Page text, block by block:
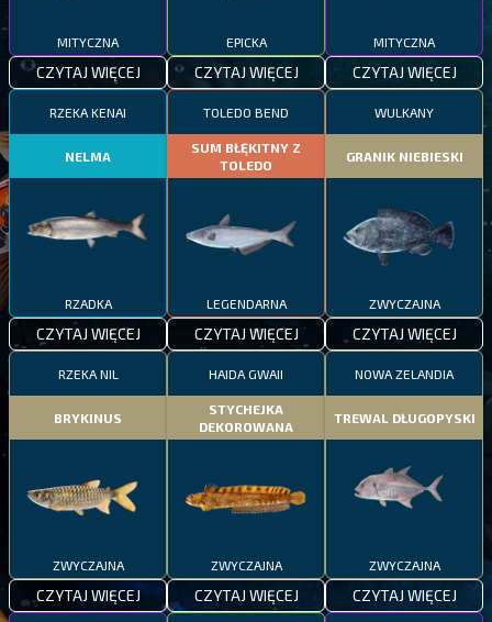
MITYCZNA
CZYTAJ WIĘCEJ
EPICKA
CZYTAJ WIĘCEJ
MITYCZNA
CZYTAJ WIĘCEJ
RZEKA KENAI
NELMA
RZADKA
CZYTAJ WIĘCEJ
TOLEDO BEND
SUM BŁĘKITNY Z
TOLEDO
LEGENDARNA
CZYTAJ WIĘCEJ
WULKANY
GRANIK NIEBIESKI
ZWYCZAJNA
CZYTAJ WIĘCEJ
RZEKA NIL
BRYKINUS
ZWYCZAJNA
CZYTAJ WIĘCEJ
HAIDA GWAII
STYCHEJKA
DEKOROWANA
ZWYCZAJNA
CZYTAJ WIĘCEJ
NOWA ZELANDIA
TREWAL DŁUGOPYSKI
ZWYCZAJNA
CZYTAJ WIĘCEJ